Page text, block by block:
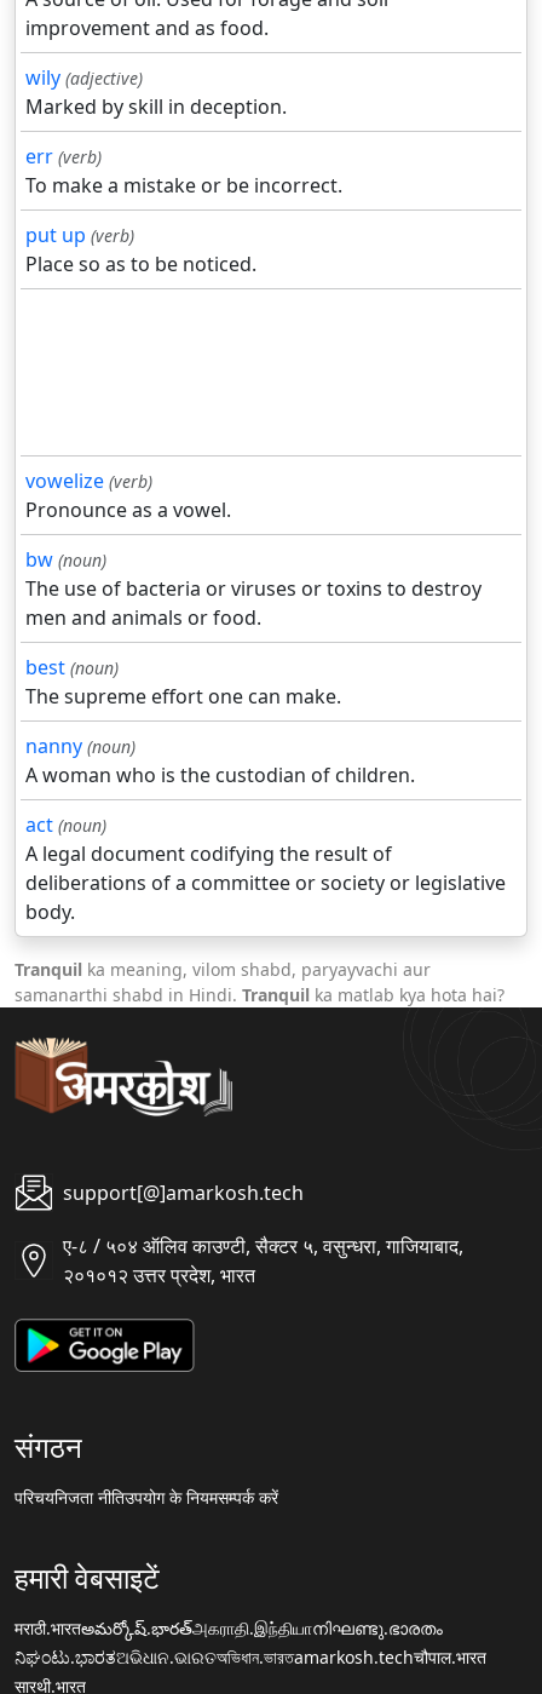
improvement and as food.
wily (adjective)
Marked by skill in deception.
err (verb)
To make a mistake or be incorrect.
put up (verb)
Place so as to be noticed.
vowelize (verb)
Pronounce as a vowel.
bw (noun)
The use of bacteria or viruses or toxins to destroy
men and animals or food.
best (noun)
The supreme effort one can make.
nanny (noun)
A woman who is the custodian of children.
act (noun)
A legal document codifying the result of
deliberations of a committee or society or legislative
body.
Tranquil ka meaning, vilom shabd, paryayvachi aur
samanarthi shabd in Hindi. Tranquil ka matlab kya hota hai?
support[@]amarkosh.tech
ए-८ / ५०४ ऑलिव काउण्टी, सैक्टर ५, वसुन्धरा, गाजियाबाद,
२०१०१२ उत्तर प्रदेश, भारत
संगठन
परिचयनिजता नीतिउपयोग के नियमसम्पर्क करें
हमारी वेबसाइटें
मराठी.भारतఅమర్కోష్.భారత్அகராதி.இந்தியாനിഘണ്ടു.ഭാരതം
ನಿಘಂಟು.ಭಾರತଅଭିଧାନ.ଭାରତঅভিধান.ভারতamarkosh.techचौपाल.भारत
सारथी.भारत